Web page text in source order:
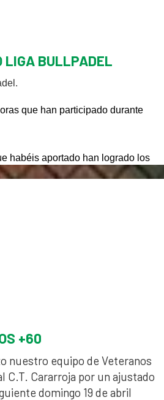
LIGA BULLPADEL
que han participado durante
habéis aportado han logrado los
cada partido y cada
+60
nuestro equipo de Veteranos
C.T. Cararroja por un ajustado
domingo 19 de abril